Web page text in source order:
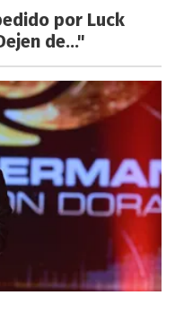
por Luck
de..."